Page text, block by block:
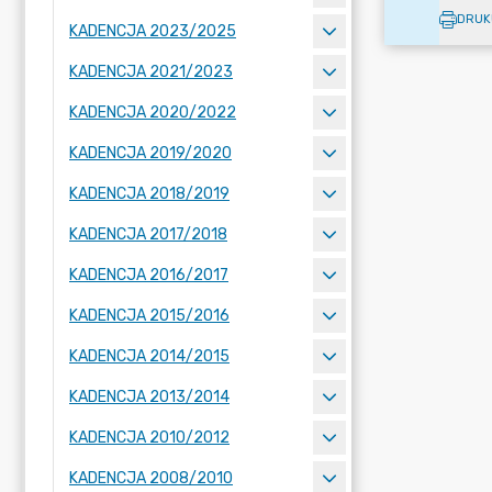
KADENCJA 2023/2025
KADENCJA 2021/2023
KADENCJA 2020/2022
KADENCJA 2019/2020
KADENCJA 2018/2019
KADENCJA 2017/2018
KADENCJA 2016/2017
KADENCJA 2015/2016
KADENCJA 2014/2015
KADENCJA 2013/2014
KADENCJA 2010/2012
KADENCJA 2008/2010